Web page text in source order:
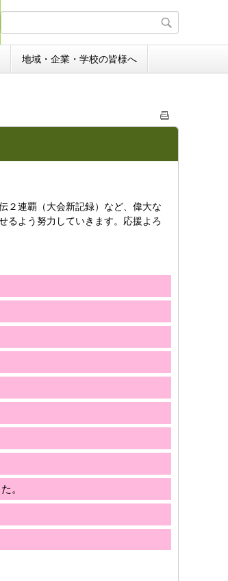
地域・企業・学校の皆様へ
２連覇（大会新記録）など、偉大な
るよう努力していきます。応援よろ
。